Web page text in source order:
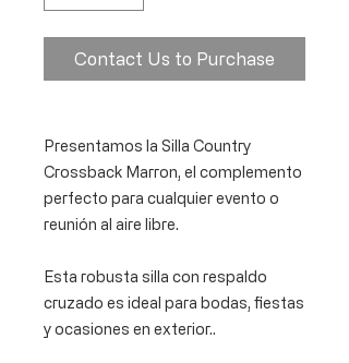
Contact Us to Purchase
Presentamos la Silla Country
Crossback Marron, el complemento
perfecto para cualquier evento o
reunión al aire libre.
Esta robusta silla con respaldo
cruzado es ideal para bodas, fiestas
y ocasiones en exterior..